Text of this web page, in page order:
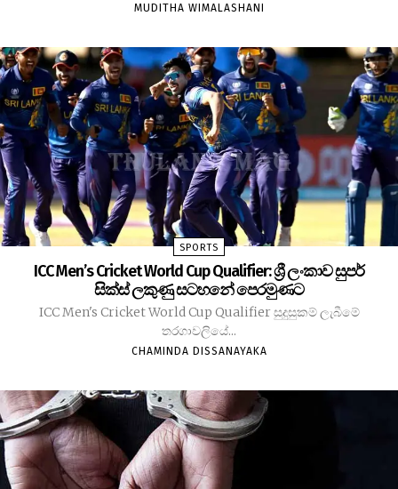
MUDITHA WIMALASHANI
SPORTS
ICC Men’s Cricket World Cup Qualifier: ශ්‍රී ලංකාව සුපර්
සික්ස් ලකුණු සටහනේ පෙරමුණට
ICC Men's Cricket World Cup Qualifier සුදුසුකම් ලැබීමේ
තරගාවලියේ...
CHAMINDA DISSANAYAKA